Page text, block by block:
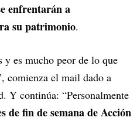
enfrentarán a
su patrimonio.
y es mucho peor de lo que
comienza el mail dado a
Y continúa: “Personalmente
de fin de semana de Acción